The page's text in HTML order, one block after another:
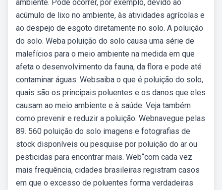
ambiente. Pode ocorrer, por exemplo, devido ao
acúmulo de lixo no ambiente, às atividades agrícolas e
ao despejo de esgoto diretamente no solo. A poluição
do solo. Weba poluição do solo causa uma série de
malefícios para o meio ambiente na medida em que
afeta o desenvolvimento da fauna, da flora e pode até
contaminar águas. Websaiba o que é poluição do solo,
quais são os principais poluentes e os danos que eles
causam ao meio ambiente e à saúde. Veja também
como prevenir e reduzir a poluição. Webnavegue pelas
89. 560 poluição do solo imagens e fotografias de
stock disponíveis ou pesquise por poluição do ar ou
pesticidas para encontrar mais. Web“com cada vez
mais frequência, cidades brasileiras registram casos
em que o excesso de poluentes forma verdadeiras